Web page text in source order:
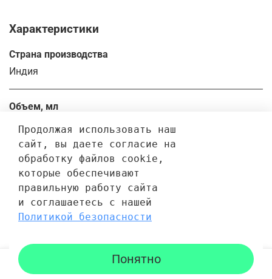
Характеристики
Страна производства
Индия
Объем, мл
30.0
Отзывы
Отзывов еще никто не оставлял
Каталог Поиск Корзина Избранное Профиль
Продолжая использовать наш
сайт, вы даете согласие на
обработку файлов cookie,
которые обеспечивают
правильную работу сайта
и соглашаетесь с нашей
Политикой безопасности
Понятно